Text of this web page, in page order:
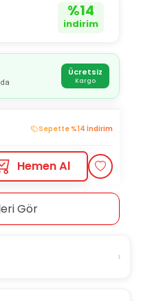
%14
indirim
Ücretsiz
Kargo
Sepette %14 İndirim
Hemen Al
Gör
›